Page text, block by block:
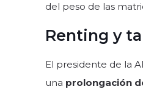
del peso de las
Renting y
El presidente de la
una prolongación